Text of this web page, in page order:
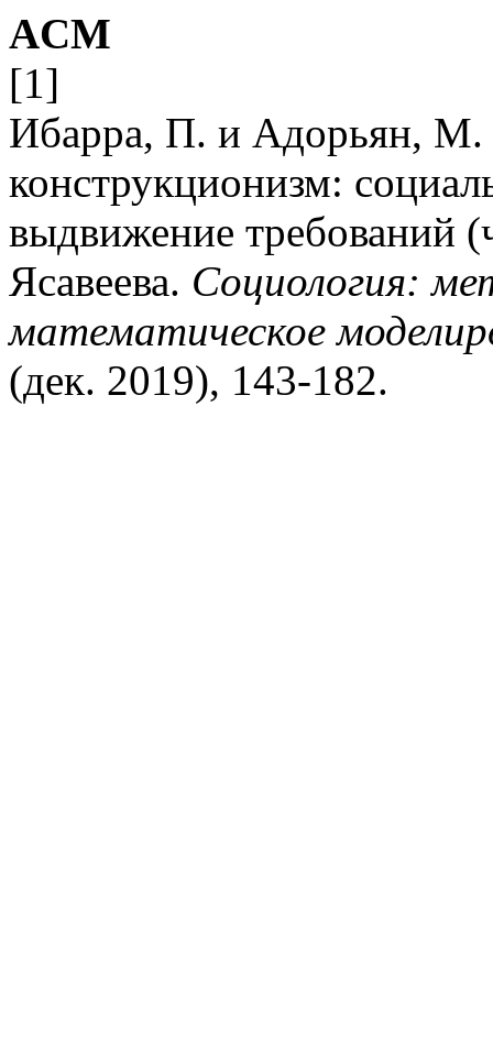
ACM
[1]
Ибарра, П. и Адорьян, М.
конструкционизм:
выдвижение требований
Ясавеева. Социология:
математическое
(дек. 2019), 143-182.